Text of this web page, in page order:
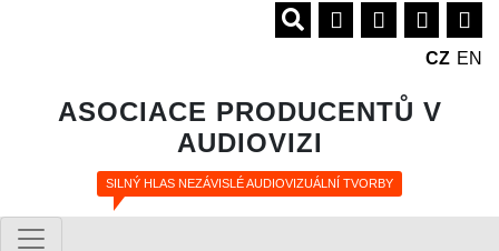
CZ EN
ASOCIACE PRODUCENTŮ V
AUDIOVIZI
SILNÝ HLAS NEZÁVISLÉ AUDIOVIZUÁLNÍ TVORBY